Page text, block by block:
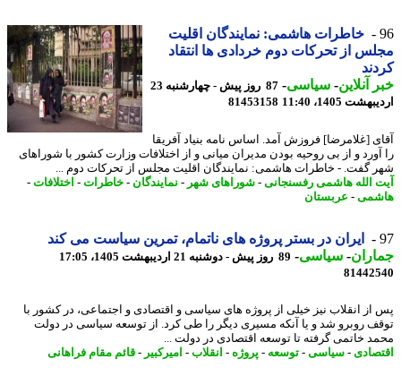
خاطرات هاشمی: نمایندگان اقلیت
از تحرکات دوم خردادی ها انتقاد
آنلاین-سیاسی-
87 روز پیش - چهارشنبه 23
1405، 11:40
81453158
[غلامرضا] فروزش آمد. اساس نامه بنیاد آفریقا
و از بی روحیه بودن مدیران میانی و از اختلافات وزارت کشور با شوراهای
گفت. - خاطرات هاشمی: نمایندگان اقلیت مجلس از تحرکات دوم ...
الله هاشمی رفسنجانی-شوراهای شهر -نمایندگان-خاطرات- اختلافات-
-عربستان
ایران در بستر پروژه های ناتمام، تمرین سیاست می کند
- سیاسی-89 روز پیش - دوشنبه 21 اردیبهشت 1405، 17:05
انقلاب نیز خیلی از پروژه های سیاسی و اقتصادی و اجتماعی، در کشور با
روبرو شد و یا آنکه مسیری دیگر را طی کرد. از توسعه سیاسی در دولت
خاتمی گرفته تا توسعه اقتصادی در دولت ...
-سیاسی-توسعه-پروژه-انقلاب-امیرکبیر -قائم مقام فراهانی